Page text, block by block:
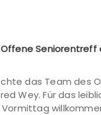
das Team des
Wey. Für das